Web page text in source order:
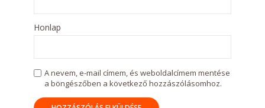
Honlap
A nevem, e-mail címem, és weboldalcímem mentése
a böngészőben a következő hozzászólásomhoz.